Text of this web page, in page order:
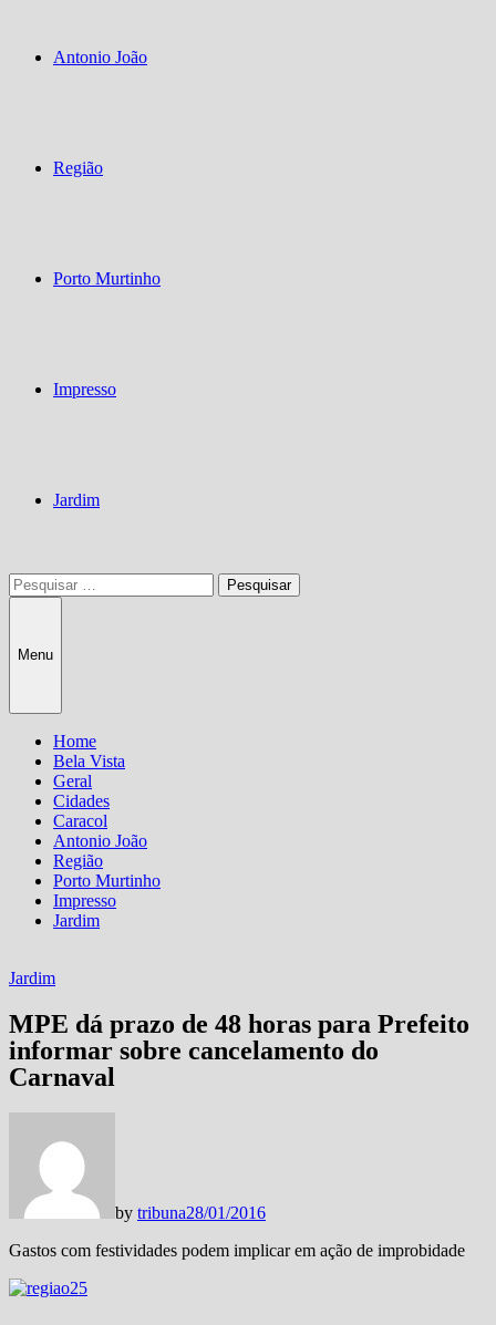
Antonio João
Região
Porto Murtinho
Impresso
Jardim
Pesquisar
por:
Menu
Home
Bela Vista
Geral
Cidades
Caracol
Antonio João
Região
Porto Murtinho
Impresso
Jardim
Jardim
MPE dá prazo de 48 horas para Prefeito
informar sobre cancelamento do
Carnaval
by tribuna28/01/2016
Gastos com festividades podem implicar em ação de improbidade